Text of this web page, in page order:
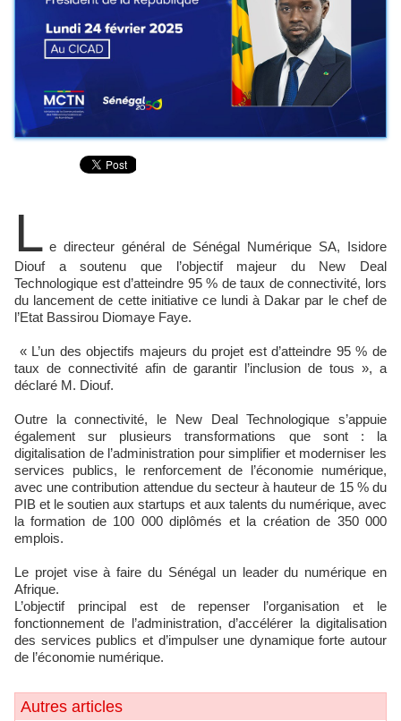
L e directeur général de Sénégal Numérique SA, Isidore
Diouf a soutenu que l’objectif majeur du New Deal
Technologique est d’atteindre 95 % de taux de connectivité, lors
du lancement de cette initiative ce lundi à Dakar par le chef de
l’Etat Bassirou Diomaye Faye.
« L’un des objectifs majeurs du projet est d’atteindre 95 % de
taux de connectivité afin de garantir l’inclusion de tous », a
déclaré M. Diouf.
Outre la connectivité, le New Deal Technologique s’appuie
également sur plusieurs transformations que sont : la
digitalisation de l’administration pour simplifier et moderniser les
services publics, le renforcement de l’économie numérique,
avec une contribution attendue du secteur à hauteur de 15 % du
PIB et le soutien aux startups et aux talents du numérique, avec
la formation de 100 000 diplômés et la création de 350 000
emplois.
Le projet vise à faire du Sénégal un leader du numérique en
Afrique.
L’objectif principal est de repenser l’organisation et le
fonctionnement de l’administration, d’accélérer la digitalisation
des services publics et d’impulser une dynamique forte autour
de l’économie numérique.
Autres articles